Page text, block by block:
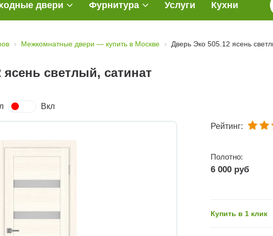
двери Фурнитура Услуги Кухни
Межкомнатные двери — купить в Москве Дверь Эко 505.12 ясень
светлый, сатинат
Вкл
Рейтинг:
Полотно:
6 000 руб
Купить в 1 клик